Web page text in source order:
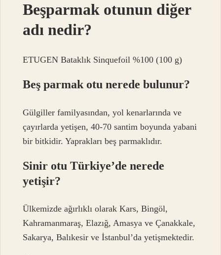
Beşparmak otunun diğer
adı nedir?
ETUGEN Bataklık Sinquefoil %100 (100 g)
Beş parmak otu nerede bulunur?
Gülgiller familyasından, yol kenarlarında ve
çayırlarda yetişen, 40-70 santim boyunda yabani
bir bitkidir. Yaprakları beş parmaklıdır.
Sinir otu Türkiye’de nerede
yetişir?
Ülkemizde ağırlıklı olarak Kars, Bingöl,
Kahramanmaraş, Elazığ, Amasya ve Çanakkale,
Sakarya, Balıkesir ve İstanbul’da yetişmektedir.